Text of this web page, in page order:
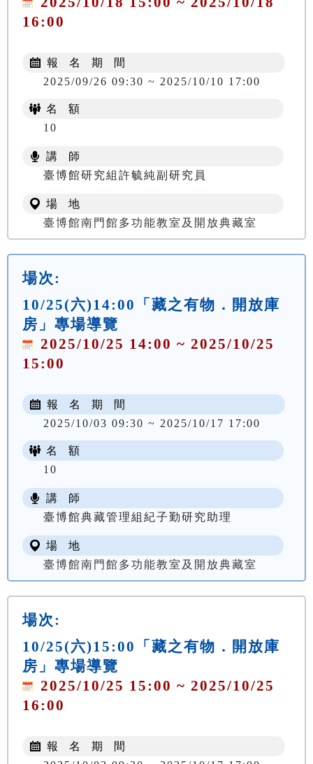
16:00
報 名 期 間
2025/09/26 09:30 ~ 2025/10/10 17:00
名 額
10
講 師
臺博館研究組許毓純副研究員
場 地
臺博館南門館多功能教室及開放典藏室
場次:
10/25(六)14:00「藏之有物．開放庫
房」專場導覽
2025/10/25 14:00 ~ 2025/10/25
15:00
報 名 期 間
2025/10/03 09:30 ~ 2025/10/17 17:00
名 額
10
講 師
臺博館典藏管理組紀子勤研究助理
場 地
臺博館南門館多功能教室及開放典藏室
場次:
10/25(六)15:00「藏之有物．開放庫
房」專場導覽
2025/10/25 15:00 ~ 2025/10/25
16:00
報 名 期 間